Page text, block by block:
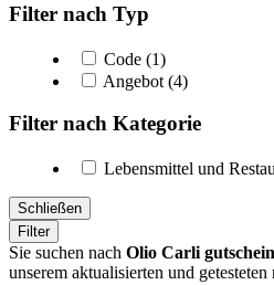
Filter nach Typ
Code (1)
Angebot (4)
Filter nach Kategorie
Lebensmittel und
Schließen
Filter
Sie suchen nach Olio Carli
unserem aktualisierten und